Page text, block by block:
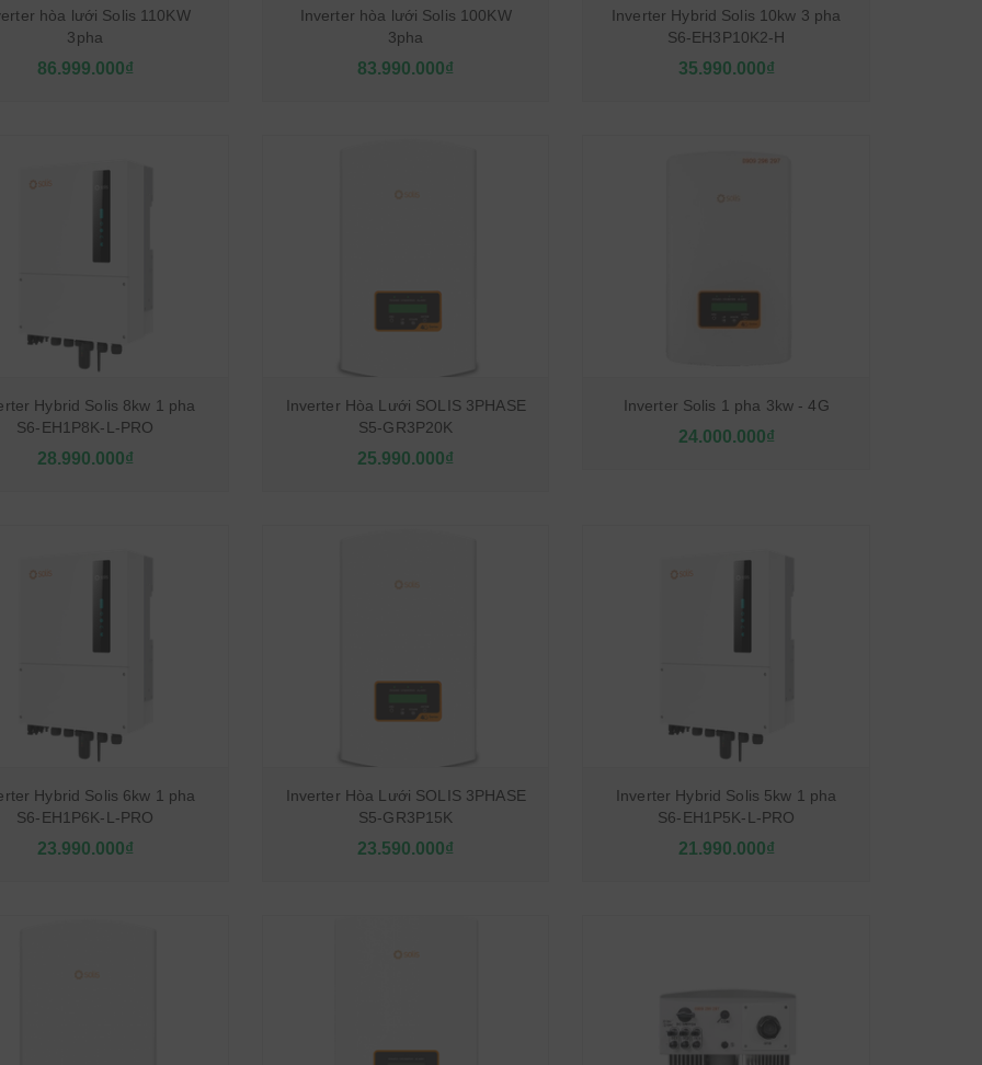
hòa lưới Solis 110KW
3pha
86.999.000₫
Inverter hòa lưới Solis 100KW
3pha
83.990.000₫
Inverter Hybrid Solis 10kw 3 pha
S6-EH3P10K2-H
35.990.000₫
Hybrid Solis 8kw 1 pha
S6-EH1P8K-L-PRO
28.990.000₫
Inverter Hòa Lưới SOLIS 3PHASE
S5-GR3P20K
25.990.000₫
Inverter Solis 1 pha 3kw - 4G
24.000.000₫
Hybrid Solis 6kw 1 pha
S6-EH1P6K-L-PRO
23.990.000₫
Inverter Hòa Lưới SOLIS 3PHASE
S5-GR3P15K
23.590.000₫
Inverter Hybrid Solis 5kw 1 pha
S6-EH1P5K-L-PRO
21.990.000₫